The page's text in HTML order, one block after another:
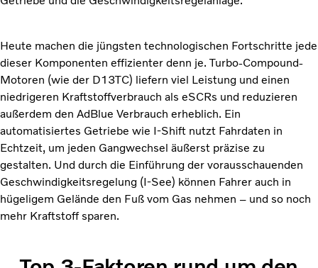
Heute machen die jüngsten technologischen Fortschritte jede
dieser Komponenten effizienter denn je. Turbo-Compound-
Motoren (wie der D13TC) liefern viel Leistung und einen
niedrigeren Kraftstoffverbrauch als eSCRs und reduzieren
außerdem den AdBlue Verbrauch erheblich. Ein
automatisiertes Getriebe wie I-Shift nutzt Fahrdaten in
Echtzeit, um jeden Gangwechsel äußerst präzise zu
gestalten. Und durch die Einführung der vorausschauenden
Geschwindigkeitsregelung (I-See) können Fahrer auch in
hügeligem Gelände den Fuß vom Gas nehmen – und so noch
mehr Kraftstoff sparen.